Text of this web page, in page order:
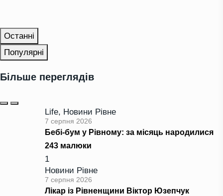
Останні
Популярні
Більше переглядів
Life, Новини Рівне
7 серпня 2026
Бебі-бум у Рівному: за місяць народилися
243 малюки
1
Новини Рівне
7 серпня 2026
Лікар із Рівненщини Віктор Юзепчук